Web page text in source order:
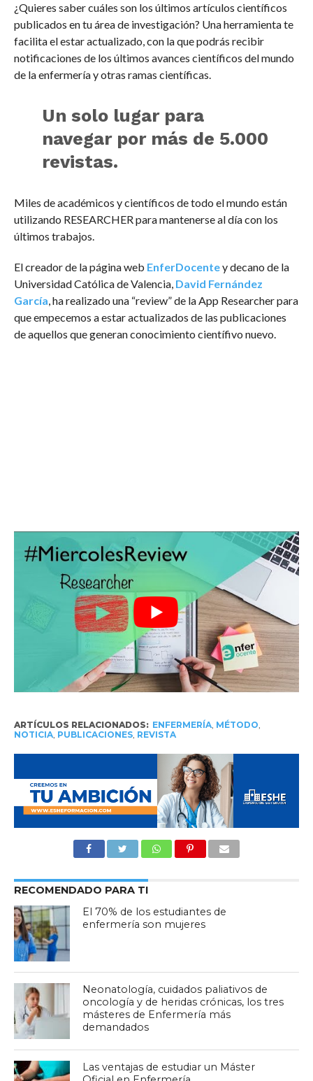
¿Quieres saber cuáles son los últimos artículos científicos
publicados en tu área de investigación? Una herramienta te
facilita el estar actualizado, con la que podrás recibir
notificaciones de los últimos avances científicos del mundo
de la enfermería y otras ramas científicas.
Un solo lugar para
navegar por más de 5.000
revistas.
Miles de académicos y científicos de todo el mundo están
utilizando RESEARCHER para mantenerse al día con los
últimos trabajos.
El creador de la página web EnferDocentey decano de la
Universidad Católica de Valencia, David Fernández
García, ha realizado una “review” de la App Researcher para
que empecemos a estar actualizados de las publicaciones
de aquellos que generan conocimiento científivo nuevo.
ARTÍCULOS RELACIONADOS: ENFERMERÍA, MÉTODO,
NOTICIA, PUBLICACIONES, REVISTA
RECOMENDADO PARA TI
El 70% de los estudiantes de
enfermería son mujeres
Neonatología, cuidados paliativos de
oncología y de heridas crónicas, los tres
másteres de Enfermería más
demandados
Las ventajas de estudiar un Máster